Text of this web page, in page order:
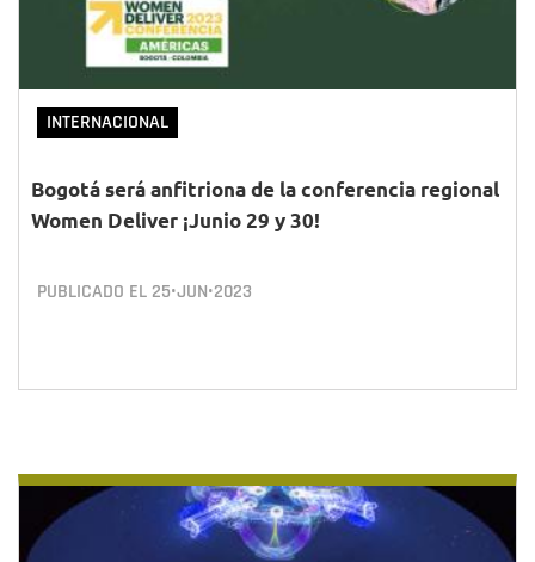
INTERNACIONAL
Bogotá será anfitriona de la conferencia regional
Women Deliver ¡Junio 29 y 30!
PUBLICADO EL 25•JUN•2023